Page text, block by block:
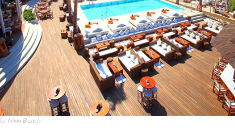
Nikki Beach